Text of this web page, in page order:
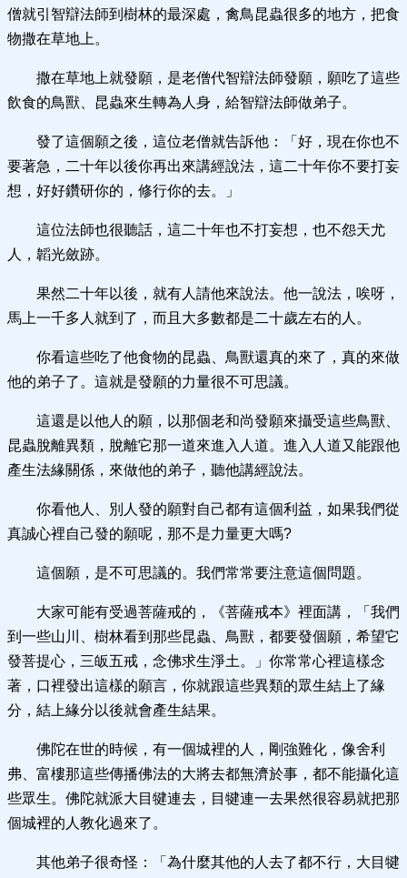
僧就引智辯法師到樹林的最深處，禽鳥昆蟲很多的地方，把食
物撒在草地上。
撒在草地上就發願，是老僧代智辯法師發願，願吃了這些
飲食的鳥獸、昆蟲來生轉為人身，給智辯法師做弟子。
發了這個願之後，這位老僧就告訴他：「好，現在你也不
要著急，二十年以後你再出來講經說法，這二十年你不要打妄
想，好好鑽研你的，修行你的去。」
這位法師也很聽話，這二十年也不打妄想，也不怨天尤
人，韜光斂跡。
果然二十年以後，就有人請他來說法。他一說法，唉呀，
馬上一千多人就到了，而且大多數都是二十歲左右的人。
你看這些吃了他食物的昆蟲、鳥獸還真的來了，真的來做
他的弟子了。這就是發願的力量很不可思議。
這還是以他人的願，以那個老和尚發願來攝受這些鳥獸、
昆蟲脫離異類，脫離它那一道來進入人道。進入人道又能跟他
產生法緣關係，來做他的弟子，聽他講經說法。
你看他人、別人發的願對自己都有這個利益，如果我們從
真誠心裡自己發的願呢，那不是力量更大嗎?
這個願，是不可思議的。我們常常要注意這個問題。
大家可能有受過菩薩戒的，《菩薩戒本》裡面講，「我們
到一些山川、樹林看到那些昆蟲、鳥獸，都要發個願，希望它
發菩提心，三皈五戒，念佛求生淨土。」你常常心裡這樣念
著，口裡發出這樣的願言，你就跟這些異類的眾生結上了緣
分，結上緣分以後就會產生結果。
佛陀在世的時候，有一個城裡的人，剛強難化，像舍利
弗、富樓那這些傳播佛法的大將去都無濟於事，都不能攝化這
些眾生。佛陀就派大目犍連去，目犍連一去果然很容易就把那
個城裡的人教化過來了。
其他弟子很奇怪：「為什麼其他的人去了都不行，大目犍